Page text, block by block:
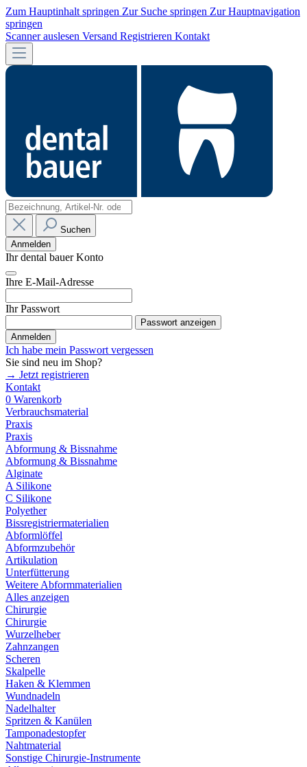
Zum Hauptinhalt springen Zur Suche springen Zur Hauptnavigation
springen
Scanner auslesen Versand Registrieren Kontakt
Suchen
Anmelden
Ihr dental bauer Konto
Ihre E-Mail-Adresse
Ihr Passwort
Passwort anzeigen
Anmelden
Ich habe mein Passwort vergessen
Sie sind neu im Shop?
→ Jetzt registrieren
Kontakt
0 Warenkorb
Verbrauchsmaterial
Praxis
Praxis
Abformung & Bissnahme
Abformung & Bissnahme
Alginate
A Silikone
C Silikone
Polyether
Bissregistriermaterialien
Abformlöffel
Abformzubehör
Artikulation
Unterfütterung
Weitere Abformmaterialien
Alles anzeigen
Chirurgie
Chirurgie
Wurzelheber
Zahnzangen
Scheren
Skalpelle
Haken & Klemmen
Wundnadeln
Nadelhalter
Spritzen & Kanülen
Tamponadestopfer
Nahtmaterial
Sonstige Chirurgie-Instrumente